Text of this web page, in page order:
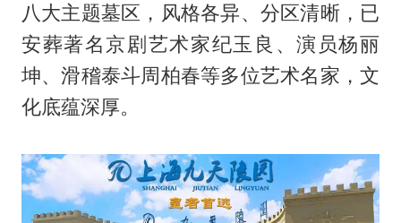
八大主题墓区，风格各异、分区清晰，已
安葬著名京剧艺术家纪玉良、演员杨丽
坤、滑稽泰斗周柏春等多位艺术名家，文
化底蕴深厚。